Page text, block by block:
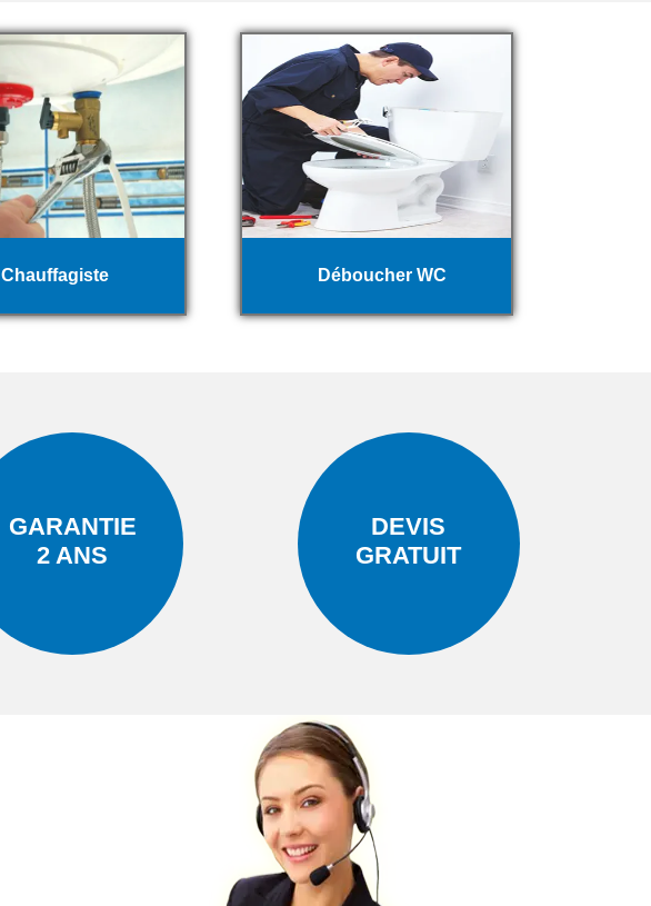
Chauffagiste Déboucher WC
GARANTIE
2 ANS
DEVIS
GRATUIT